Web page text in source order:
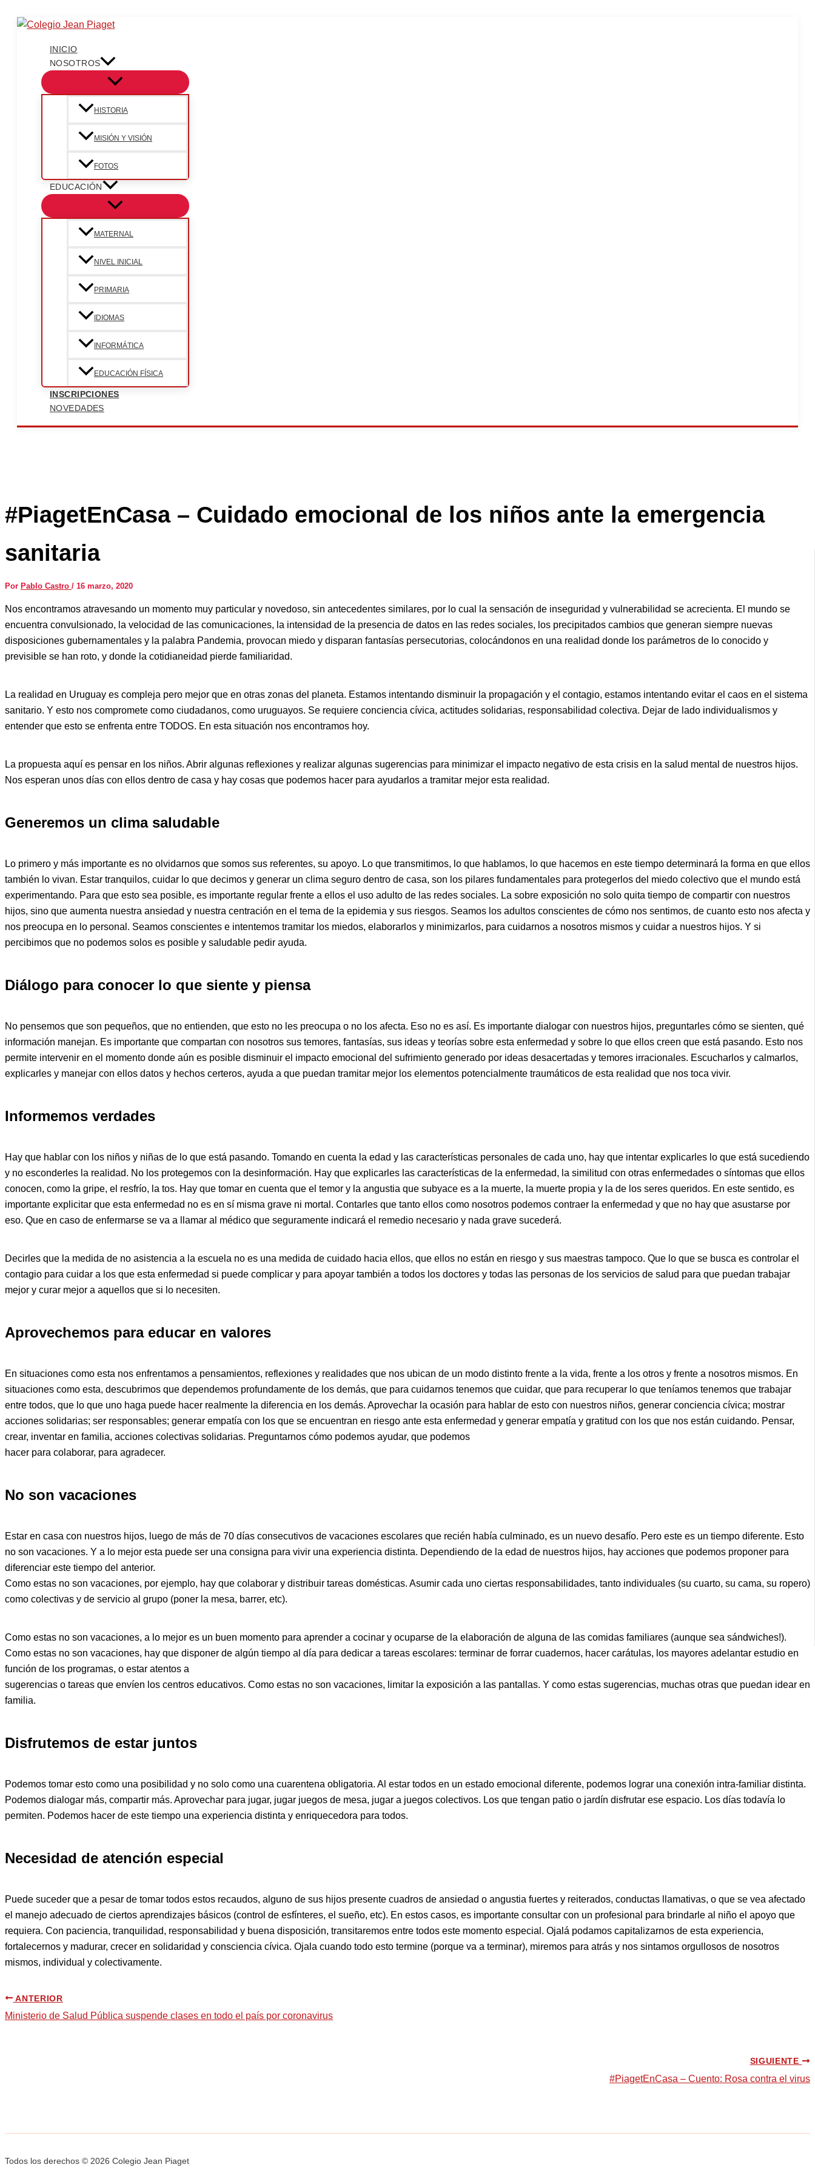
INICIO
NOSOTROS
HISTORIA
MISIÓN Y VISIÓN
FOTOS
EDUCACIÓN
MATERNAL
NIVEL INICIAL
PRIMARIA
IDIOMAS
INFORMÁTICA
EDUCACIÓN FÍSICA
INSCRIPCIONES
NOVEDADES
#PiagetEnCasa – Cuidado emocional de los niños ante la emergencia
sanitaria
Por Pablo Castro / 16 marzo, 2020
Nos encontramos atravesando un momento muy particular y novedoso, sin antecedentes similares, por lo cual la sensación de inseguridad y vulnerabilidad se acrecienta. El mundo se
encuentra convulsionado, la velocidad de las comunicaciones, la intensidad de la presencia de datos en las redes sociales, los precipitados cambios que generan siempre nuevas
disposiciones gubernamentales y la palabra Pandemia, provocan miedo y disparan fantasías persecutorias, colocándonos en una realidad donde los parámetros de lo conocido y
previsible se han roto, y donde la cotidianeidad pierde familiaridad.
La realidad en Uruguay es compleja pero mejor que en otras zonas del planeta. Estamos intentando disminuir la propagación y el contagio, estamos intentando evitar el caos en el sistema
sanitario. Y esto nos compromete como ciudadanos, como uruguayos. Se requiere conciencia cívica, actitudes solidarias, responsabilidad colectiva. Dejar de lado individualismos y
entender que esto se enfrenta entre TODOS. En esta situación nos encontramos hoy.
La propuesta aquí es pensar en los niños. Abrir algunas reflexiones y realizar algunas sugerencias para minimizar el impacto negativo de esta crisis en la salud mental de nuestros hijos.
Nos esperan unos días con ellos dentro de casa y hay cosas que podemos hacer para ayudarlos a tramitar mejor esta realidad.
Generemos un clima saludable
Lo primero y más importante es no olvidarnos que somos sus referentes, su apoyo. Lo que transmitimos, lo que hablamos, lo que hacemos en este tiempo determinará la forma en que ellos
también lo vivan. Estar tranquilos, cuidar lo que decimos y generar un clima seguro dentro de casa, son los pilares fundamentales para protegerlos del miedo colectivo que el mundo está
experimentando. Para que esto sea posible, es importante regular frente a ellos el uso adulto de las redes sociales. La sobre exposición no solo quita tiempo de compartir con nuestros
hijos, sino que aumenta nuestra ansiedad y nuestra centración en el tema de la epidemia y sus riesgos. Seamos los adultos conscientes de cómo nos sentimos, de cuanto esto nos afecta y
nos preocupa en lo personal. Seamos conscientes e intentemos tramitar los miedos, elaborarlos y minimizarlos, para cuidarnos a nosotros mismos y cuidar a nuestros hijos. Y si
percibimos que no podemos solos es posible y saludable pedir ayuda.
Diálogo para conocer lo que siente y piensa
No pensemos que son pequeños, que no entienden, que esto no les preocupa o no los afecta. Eso no es así. Es importante dialogar con nuestros hijos, preguntarles cómo se sienten, qué
información manejan. Es importante que compartan con nosotros sus temores, fantasías, sus ideas y teorías sobre esta enfermedad y sobre lo que ellos creen que está pasando. Esto nos
permite intervenir en el momento donde aún es posible disminuir el impacto emocional del sufrimiento generado por ideas desacertadas y temores irracionales. Escucharlos y calmarlos,
explicarles y manejar con ellos datos y hechos certeros, ayuda a que puedan tramitar mejor los elementos potencialmente traumáticos de esta realidad que nos toca vivir.
Informemos verdades
Hay que hablar con los niños y niñas de lo que está pasando. Tomando en cuenta la edad y las características personales de cada uno, hay que intentar explicarles lo que está sucediendo
y no esconderles la realidad. No los protegemos con la desinformación. Hay que explicarles las características de la enfermedad, la similitud con otras enfermedades o síntomas que ellos
conocen, como la gripe, el resfrío, la tos. Hay que tomar en cuenta que el temor y la angustia que subyace es a la muerte, la muerte propia y la de los seres queridos. En este sentido, es
importante explicitar que esta enfermedad no es en sí misma grave ni mortal. Contarles que tanto ellos como nosotros podemos contraer la enfermedad y que no hay que asustarse por
eso. Que en caso de enfermarse se va a llamar al médico que seguramente indicará el remedio necesario y nada grave sucederá.
Decirles que la medida de no asistencia a la escuela no es una medida de cuidado hacia ellos, que ellos no están en riesgo y sus maestras tampoco. Que lo que se busca es controlar el
contagio para cuidar a los que esta enfermedad si puede complicar y para apoyar también a todos los doctores y todas las personas de los servicios de salud para que puedan trabajar
mejor y curar mejor a aquellos que si lo necesiten.
Aprovechemos para educar en valores
En situaciones como esta nos enfrentamos a pensamientos, reflexiones y realidades que nos ubican de un modo distinto frente a la vida, frente a los otros y frente a nosotros mismos. En
situaciones como esta, descubrimos que dependemos profundamente de los demás, que para cuidarnos tenemos que cuidar, que para recuperar lo que teníamos tenemos que trabajar
entre todos, que lo que uno haga puede hacer realmente la diferencia en los demás. Aprovechar la ocasión para hablar de esto con nuestros niños, generar conciencia cívica; mostrar
acciones solidarias; ser responsables; generar empatía con los que se encuentran en riesgo ante esta enfermedad y generar empatía y gratitud con los que nos están cuidando. Pensar,
crear, inventar en familia, acciones colectivas solidarias. Preguntarnos cómo podemos ayudar, que podemos
hacer para colaborar, para agradecer.
No son vacaciones
Estar en casa con nuestros hijos, luego de más de 70 días consecutivos de vacaciones escolares que recién había culminado, es un nuevo desafío. Pero este es un tiempo diferente. Esto
no son vacaciones. Y a lo mejor esta puede ser una consigna para vivir una experiencia distinta. Dependiendo de la edad de nuestros hijos, hay acciones que podemos proponer para
diferenciar este tiempo del anterior.
Como estas no son vacaciones, por ejemplo, hay que colaborar y distribuir tareas domésticas. Asumir cada uno ciertas responsabilidades, tanto individuales (su cuarto, su cama, su ropero)
como colectivas y de servicio al grupo (poner la mesa, barrer, etc).
Como estas no son vacaciones, a lo mejor es un buen momento para aprender a cocinar y ocuparse de la elaboración de alguna de las comidas familiares (aunque sea sándwiches!).
Como estas no son vacaciones, hay que disponer de algún tiempo al día para dedicar a tareas escolares: terminar de forrar cuadernos, hacer carátulas, los mayores adelantar estudio en
función de los programas, o estar atentos a
sugerencias o tareas que envíen los centros educativos. Como estas no son vacaciones, limitar la exposición a las pantallas. Y como estas sugerencias, muchas otras que puedan idear en
familia.
Disfrutemos de estar juntos
Podemos tomar esto como una posibilidad y no solo como una cuarentena obligatoria. Al estar todos en un estado emocional diferente, podemos lograr una conexión intra-familiar distinta.
Podemos dialogar más, compartir más. Aprovechar para jugar, jugar juegos de mesa, jugar a juegos colectivos. Los que tengan patio o jardín disfrutar ese espacio. Los días todavía lo
permiten. Podemos hacer de este tiempo una experiencia distinta y enriquecedora para todos.
Necesidad de atención especial
Puede suceder que a pesar de tomar todos estos recaudos, alguno de sus hijos presente cuadros de ansiedad o angustia fuertes y reiterados, conductas llamativas, o que se vea afectado
el manejo adecuado de ciertos aprendizajes básicos (control de esfínteres, el sueño, etc). En estos casos, es importante consultar con un profesional para brindarle al niño el apoyo que
requiera. Con paciencia, tranquilidad, responsabilidad y buena disposición, transitaremos entre todos este momento especial. Ojalá podamos capitalizarnos de esta experiencia,
fortalecernos y madurar, crecer en solidaridad y consciencia cívica. Ojala cuando todo esto termine (porque va a terminar), miremos para atrás y nos sintamos orgullosos de nosotros
mismos, individual y colectivamente.
ANTERIOR
Ministerio de Salud Pública suspende clases en todo el país por coronavirus
SIGUIENTE
#PiagetEnCasa – Cuento: Rosa contra el virus
Todos los derechos © 2026 Colegio Jean Piaget